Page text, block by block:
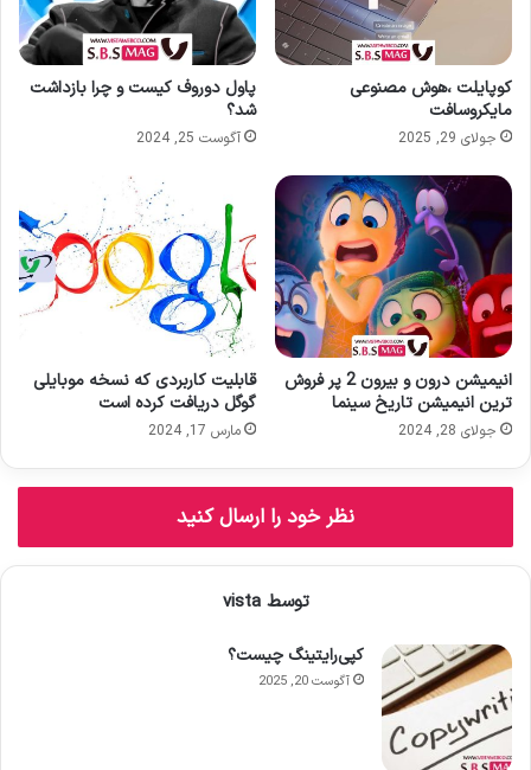
ر
د
ک
ن
د
کوپایلت ،هوش مصنوعی
مایکروسافت
جولای 29, 2025
پاول دوروف کیست و چرا بازداشت
شد؟
آگوست 25, 2024
انیمیشن درون و بیرون 2 پر فروش
ترین انیمیشن تاریخ سینما
جولای 28, 2024
قابلیت کاربردی که نسخه موبایلی
گوگل دریافت کرده است
مارس 17, 2024
نظر خود را ارسال کنید
توسط vista
کپی‌رایتینگ چیست؟
آگوست 20, 2025